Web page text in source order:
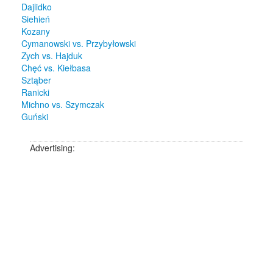
Dajlidko
Siehień
Kozany
Cymanowski vs. Przybyłowski
Zych vs. Hajduk
Chęć vs. Kiełbasa
Sztąber
Ranicki
Michno vs. Szymczak
Guński
Advertising: